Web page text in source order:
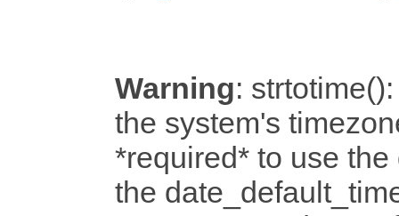
Warning:
the system's
*required* to use
the